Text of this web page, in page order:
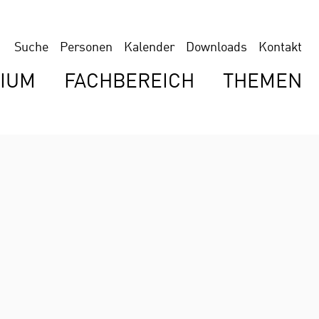
Suche Personen Kalender Downloads Kontakt
FACHBEREICH THEMEN